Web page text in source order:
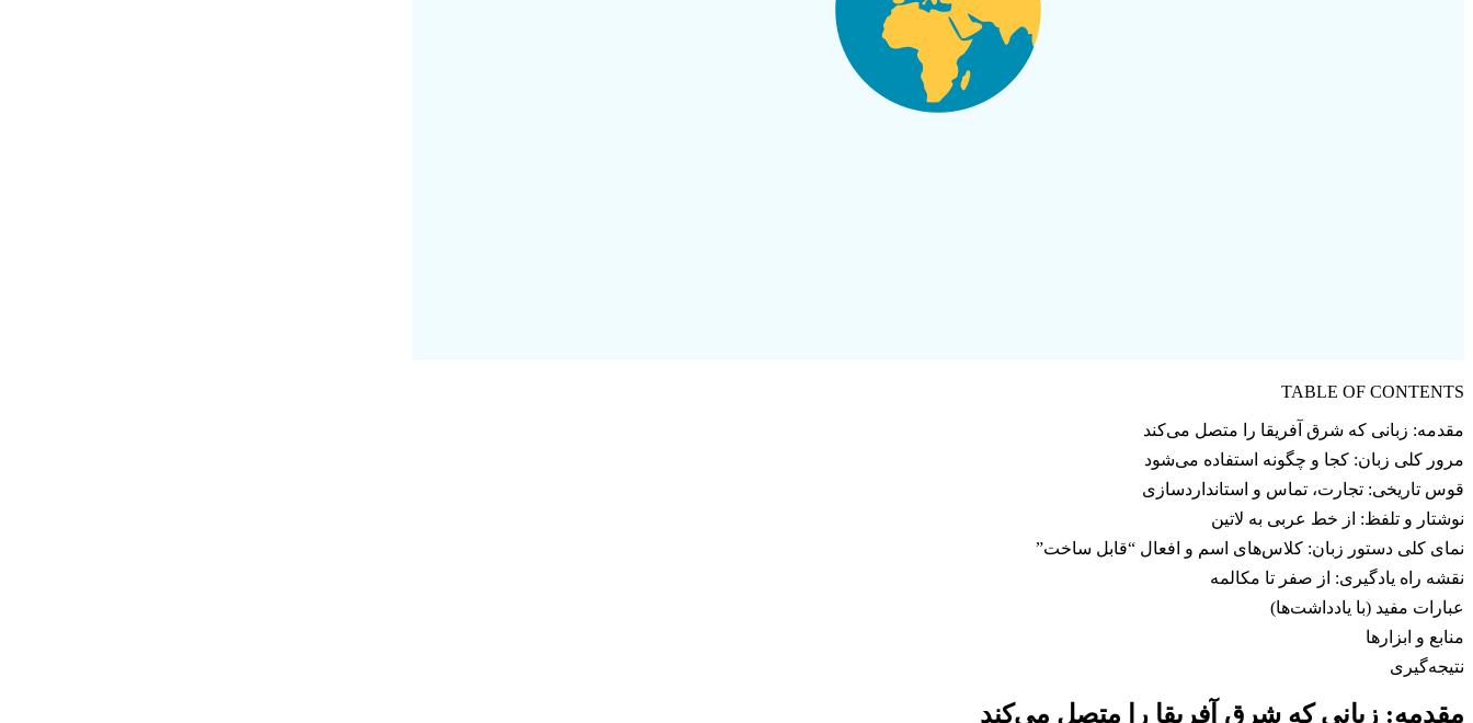
TABLE OF CONTENTS
مقدمه: زبانی که شرق آفریقا را متصل می‌کند
مرور کلی زبان: کجا و چگونه استفاده می‌شود
قوس تاریخی: تجارت، تماس و استانداردسازی
نوشتار و تلفظ: از خط عربی به لاتین
نمای کلی دستور زبان: کلاس‌های اسم و افعال “قابل ساخت”
نقشه راه یادگیری: از صفر تا مکالمه
عبارات مفید (با یادداشت‌ها)
منابع و ابزارها
نتیجه‌گیری
مقدمه: زبانی که شرق آفریقا را متصل می‌کند